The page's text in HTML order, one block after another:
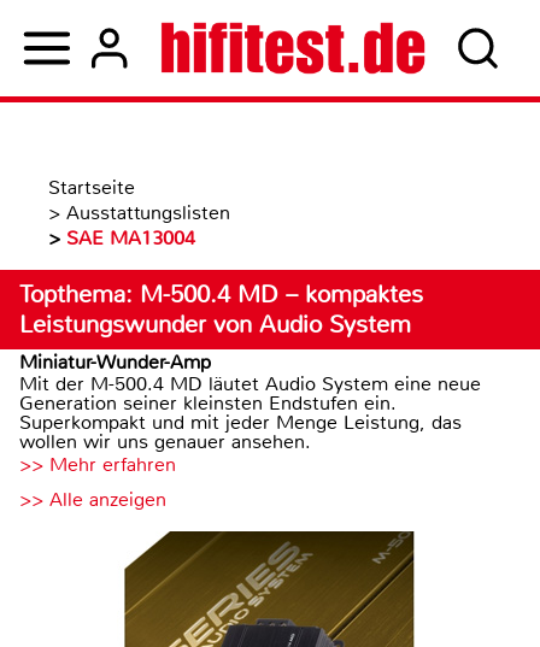
Startseite
> Ausstattungslisten
> SAE MA13004
Topthema: M-500.4 MD – kompaktes
Leistungswunder von Audio System
Miniatur-Wunder-Amp
Mit der M-500.4 MD läutet Audio System eine neue
Generation seiner kleinsten Endstufen ein.
Superkompakt und mit jeder Menge Leistung, das
wollen wir uns genauer ansehen.
>> Mehr erfahren
>> Alle anzeigen